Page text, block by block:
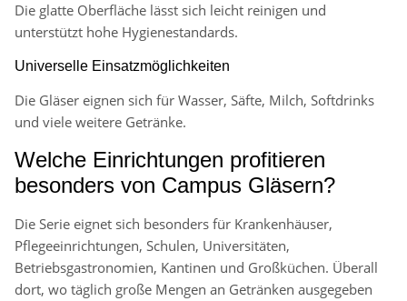
Die glatte Oberfläche lässt sich leicht reinigen und
unterstützt hohe Hygienestandards.
Universelle Einsatzmöglichkeiten
Die Gläser eignen sich für Wasser, Säfte, Milch, Softdrinks
und viele weitere Getränke.
Welche Einrichtungen profitieren
besonders von Campus Gläsern?
Die Serie eignet sich besonders für Krankenhäuser,
Pflegeeinrichtungen, Schulen, Universitäten,
Betriebsgastronomien, Kantinen und Großküchen. Überall
dort, wo täglich große Mengen an Getränken ausgegeben